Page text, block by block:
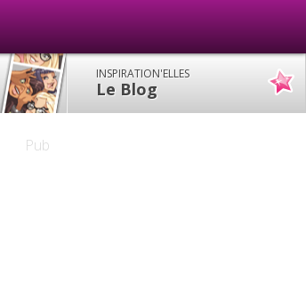
INSPIRATION'ELLES
Le Blog
Pub